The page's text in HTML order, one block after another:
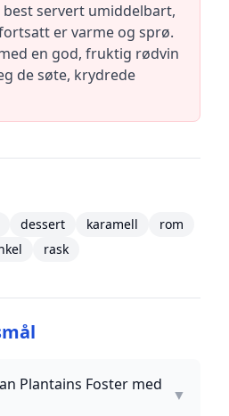
best servert umiddelbart,
er varme og sprø.
en god, fruktig rødvin
de søte, krydrede
dessert karamell
rom
rask
Plantains Foster med
▼